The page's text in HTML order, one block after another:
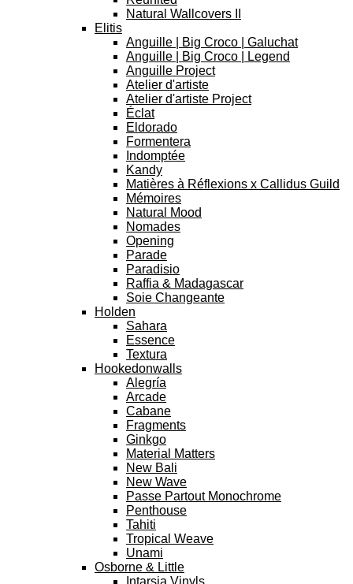
Natural Wallcovers II
Elitis
Anguille | Big Croco | Galuchat
Anguille | Big Croco | Legend
Anguille Project
Atelier d'artiste
Atelier d'artiste Project
Éclat
Eldorado
Formentera
Indomptée
Kandy
Matières à Réflexions x Callidus Guild
Mémoires
Natural Mood
Nomades
Opening
Parade
Paradisio
Raffia & Madagascar
Soie Changeante
Holden
Sahara
Essence
Textura
Hookedonwalls
Alegría
Arcade
Cabane
Fragments
Ginkgo
Material Matters
New Bali
New Wave
Passe Partout Monochrome
Penthouse
Tahiti
Tropical Weave
Unami
Osborne & Little
Intarsia Vinyls